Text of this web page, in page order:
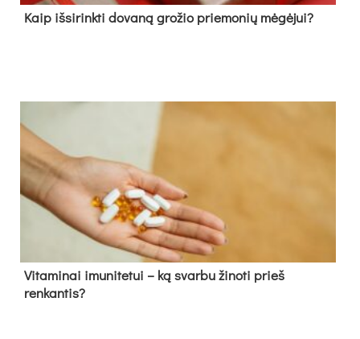
Kaip išsirinkti dovaną grožio priemonių mėgėjui?
Vitaminai imunitetui – ką svarbu žinoti prieš
renkantis?